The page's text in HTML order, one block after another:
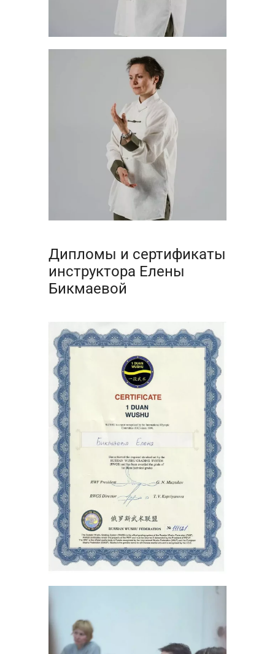
Дипломы и сертификаты
инструктора Елены
Бикмаевой